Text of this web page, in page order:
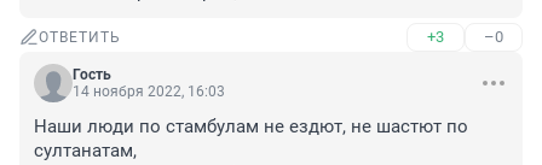
ОТВЕТИТЬ +3 –0
Гость
14 ноября 2022, 16:03
Наши люди по стамбулам не ездют, не шастют по
султанатам,